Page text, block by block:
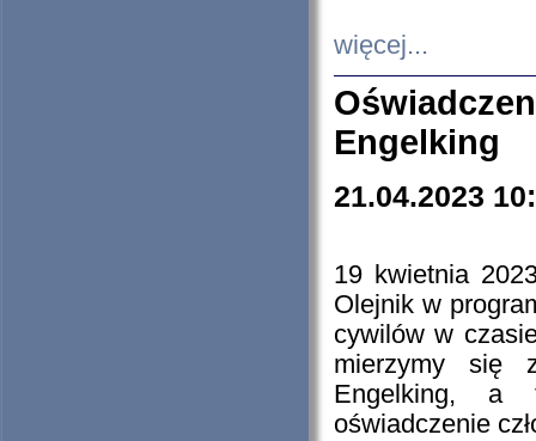
więcej...
Engelking
21.04.2023
19 kwietnia
Olejnik w
cywilów w
mierzymy się
Engelking, a
oświadczenie